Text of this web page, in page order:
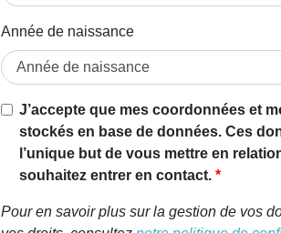
Année de naissance
J’accepte que mes coordonnées et
stockés en base de données. Ces
l’unique but de vous mettre en
souhaitez entrer en contact.
Pour en savoir plus sur la gestion de vos